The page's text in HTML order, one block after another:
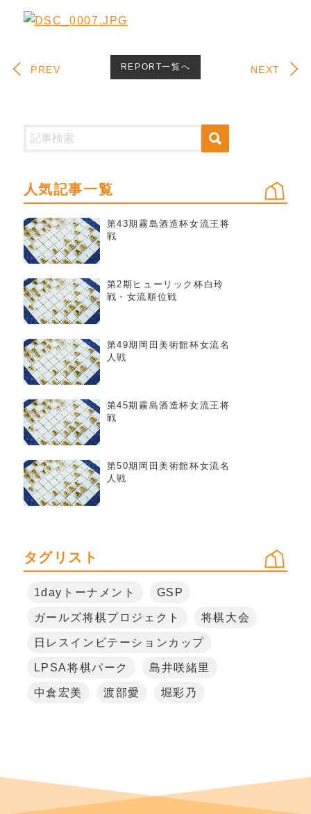
PREV REPORT一覧へ NEXT
人気記事一覧
第43期霧島酒造杯女流王将
戦
第2期ヒューリック杯白玲
戦・女流順位戦
第49期岡田美術館杯女流名
人戦
第45期霧島酒造杯女流王将
戦
第50期岡田美術館杯女流名
人戦
タグリスト
1dayトーナメント GSP
ガールズ将棋プロジェクト 将棋大会
日レスインビテーションカップ
LPSA将棋パーク 島井咲緒里
中倉宏美 渡部愛 堀彩乃